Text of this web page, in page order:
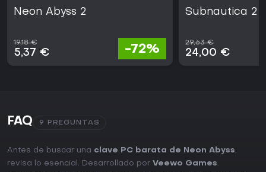
Neon Abyss 2
19,18 €
5,37 € -72%
Subnautica 2
29,63 €
24,00 €
FAQ 9 PREGUNTAS
Antes de buscar una clave PC barata de Neon Abyss,
revisa lo esencial. Desarrollado por Veewo Games.